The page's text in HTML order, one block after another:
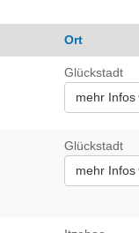
Ort
Glückstadt
mehr Infos
Glückstadt
mehr Infos